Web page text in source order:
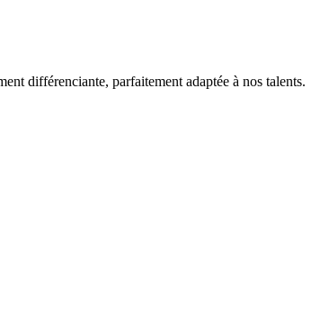
différenciante, parfaitement adaptée à nos talents.